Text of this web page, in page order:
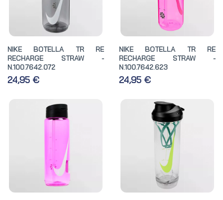
NIKE BOTELLA TR RE
RECHARGE STRAW -
N.100.7642.072
24,95 €
NIKE BOTELLA TR RE
RECHARGE STRAW -
N.100.7642.623
24,95 €